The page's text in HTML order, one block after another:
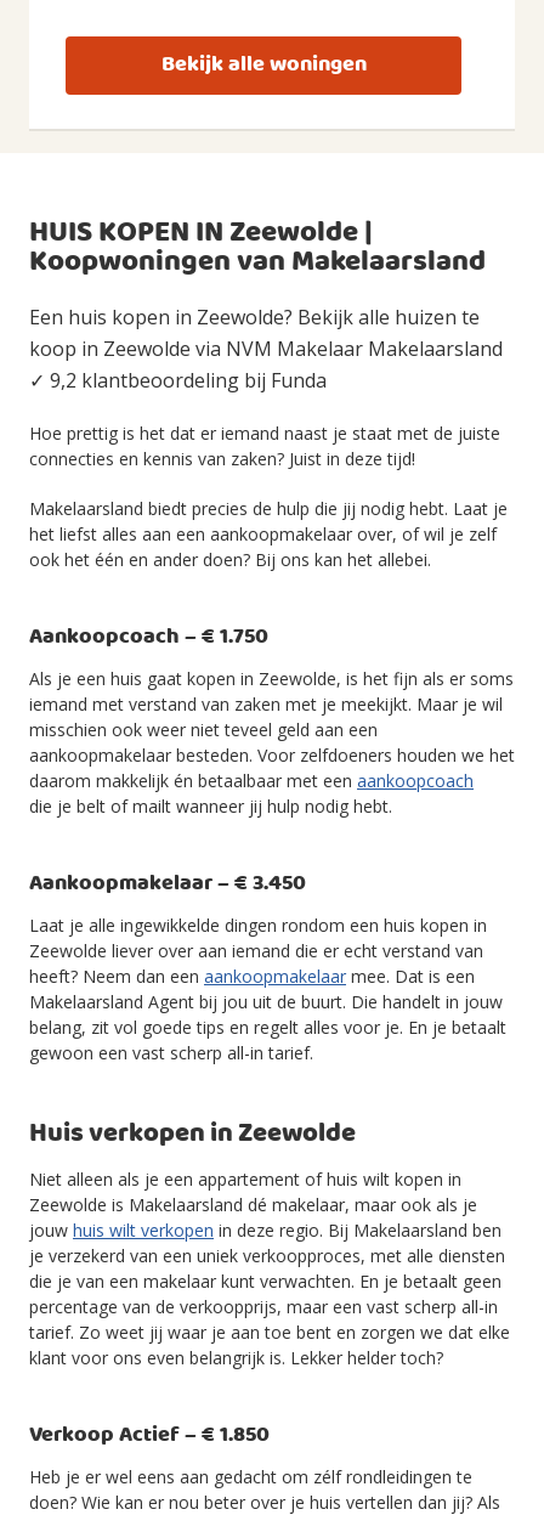
Bekijk alle woningen
HUIS KOPEN IN Zeewolde |
Koopwoningen van Makelaarsland
Een huis kopen in Zeewolde? Bekijk alle huizen te
koop in Zeewolde via NVM Makelaar Makelaarsland
✓ 9,2 klantbeoordeling bij Funda
Hoe prettig is het dat er iemand naast je staat met de juiste
connecties en kennis van zaken? Juist in deze tijd!
Makelaarsland biedt precies de hulp die jij nodig hebt. Laat je
het liefst alles aan een aankoopmakelaar over, of wil je zelf
ook het één en ander doen? Bij ons kan het allebei.
Aankoopcoach – € 1.750
Als je een huis gaat kopen in Zeewolde, is het fijn als er soms
iemand met verstand van zaken met je meekijkt. Maar je wil
misschien ook weer niet teveel geld aan een
aankoopmakelaar besteden. Voor zelfdoeners houden we het
daarom makkelijk én betaalbaar met een aankoopcoach
die je belt of mailt wanneer jij hulp nodig hebt.
Aankoopmakelaar – € 3.450
Laat je alle ingewikkelde dingen rondom een huis kopen in
Zeewolde liever over aan iemand die er echt verstand van
heeft? Neem dan een aankoopmakelaar mee. Dat is een
Makelaarsland Agent bij jou uit de buurt. Die handelt in jouw
belang, zit vol goede tips en regelt alles voor je. En je betaalt
gewoon een vast scherp all-in tarief.
Huis verkopen in Zeewolde
Niet alleen als je een appartement of huis wilt kopen in
Zeewolde is Makelaarsland dé makelaar, maar ook als je
jouw huis wilt verkopen in deze regio. Bij Makelaarsland ben
je verzekerd van een uniek verkoopproces, met alle diensten
die je van een makelaar kunt verwachten. En je betaalt geen
percentage van de verkoopprijs, maar een vast scherp all-in
tarief. Zo weet jij waar je aan toe bent en zorgen we dat elke
klant voor ons even belangrijk is. Lekker helder toch?
Verkoop Actief – € 1.850
Heb je er wel eens aan gedacht om zélf rondleidingen te
doen? Wie kan er nou beter over je huis vertellen dan jij? Als